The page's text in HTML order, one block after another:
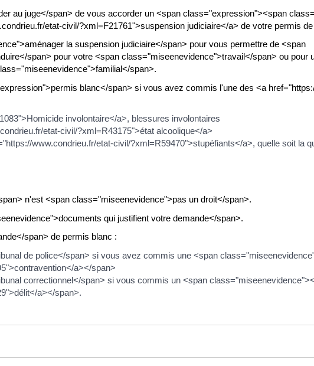
au juge</span> de vous accorder un <span class="expression"><span
etat-civil/?xml=F21761">suspension judiciaire</a> de votre permis
la suspension judiciaire</span> pour vous permettre de <span
span> pour votre <span class="miseenevidence">travail</span> ou pour
span>.
blanc</span> si vous avez commis l'une des <a
involontaire</a>, blessures involontaires
etat-civil/?xml=R43175">état alcoolique</a>
www.condrieu.fr/etat-civil/?xml=R59470">stupéfiants</a>, quelle soit la
n'est <span class="miseenevidence">pas un droit</span>.
qui justifient votre demande</span>.
span> de permis blanc :
de police</span> si vous avez commis une <span
a></span>
correctionnel</span> si vous commis un <span
a></span>.